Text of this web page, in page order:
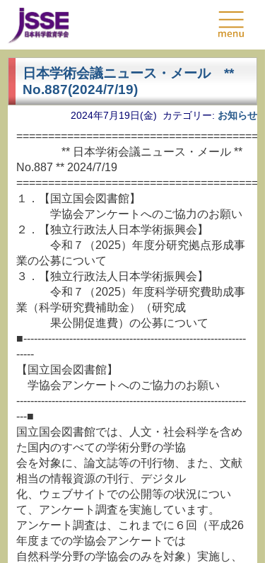
日本学術会議ニュース・メール **
No.887(2024/7/19)
2024年7月19日(金) カテゴリー: お知らせ
** 日本学術会議ニュース・メール **
No.887 ** 2024/7/19
１．【国立国会図書館】
学協会アンケートへのご協力のお願い
２．【独立行政法人日本学術振興会】
令和７（2025）年度分研究拠点形成事
業の公募について
３．【独立行政法人日本学術振興会】
令和７（2025）年度科学研究費助成事
業（科学研究費補助金）（研究成
果公開促進費）の公募について
■---------------------------------------------------------------
-----
【国立国会図書館】
学協会アンケートへのご協力のお願い
-----------------------------------------------------------------
---■
国立国会図書館では、人文・社会科学を含め
た国内のすべての学術分野の学協
会を対象に、論文誌等の刊行物、また、文献
相当の情報資源の刊行、デジタル
化、ウェブサイトでの公開等の状況につい
て、アンケート調査を実施しています。
アンケート調査は、これまでに６回（平成26
年度までの学協会アンケートでは
自然科学分野の学協会のみを対象）実施し、